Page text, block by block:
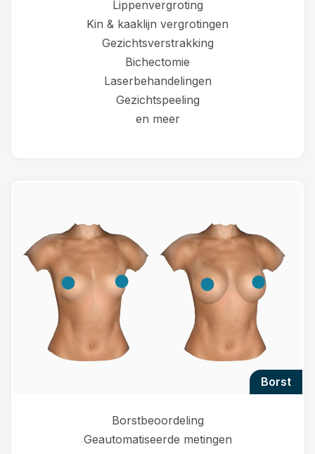
Lippenvergroting
Kin & kaaklijn vergrotingen
Gezichtsverstrakking
Bichectomie
Laserbehandelingen
Gezichtspeeling
en meer
borst
Borstbeoordeling
Geautomatiseerde metingen